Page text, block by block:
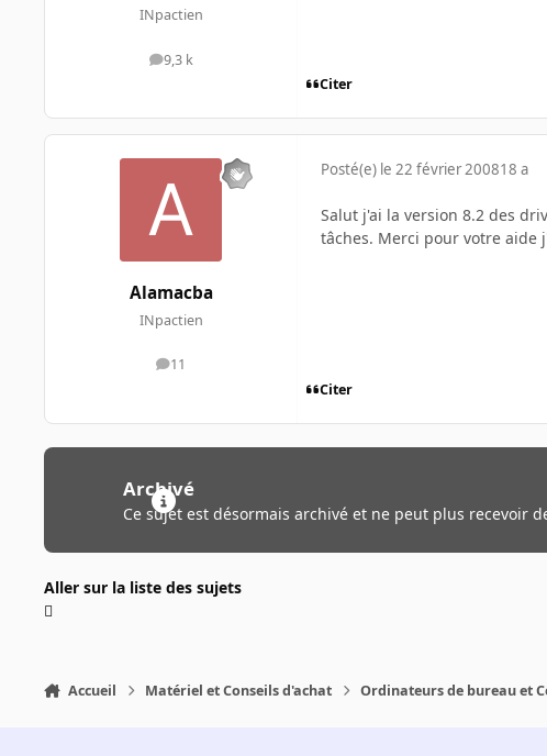
INpactien
9,3 k
messages
Citer
Alamacba
INpactien
11
messages
Posté(e) le 22 février 200818 a
Salut j'ai la version 8.2 des
tâches. Merci pour votre aide
Citer
Archivé
Ce sujet est désormais archivé et ne peut plus recevoir
Aller sur la liste des sujets
Accueil Matériel et Conseils d'achat Ordinateurs de bureau et